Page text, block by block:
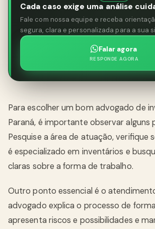
Cada caso exige uma análise
Fale com nossa equipe e receba
segura, clara e personalizada para a sua
Falar agora
RESPONDE AGORA
Para escolher um bom advogado de
Paraná, é importante observar alguns
Pesquise a área de atuação, verifique
é especializado em inventários e
claras sobre a forma de trabalho.
Outro ponto essencial é o
advogado explica o processo de
apresenta riscos e possibilidades e